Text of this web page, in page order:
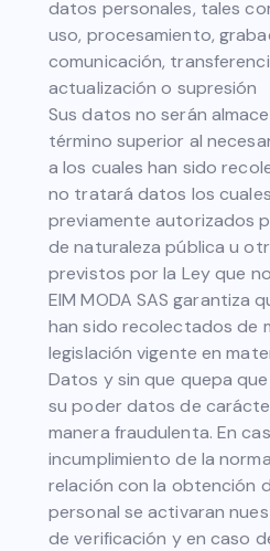
datos personales, tales
uso, procesamiento,
comunicación,
actualización o supresión
Sus datos no serán
término superior al
a los cuales han sido
no tratará datos los
previamente autorizados
de naturaleza pública u
previstos por la Ley que
EIM MODA SAS garantiza
han sido recolectados de
legislación vigente en
Datos y sin que quepa que
su poder datos de
manera fraudulenta. En
incumplimiento de la
relación con la obtención
personal se activaran
de verificación y en caso